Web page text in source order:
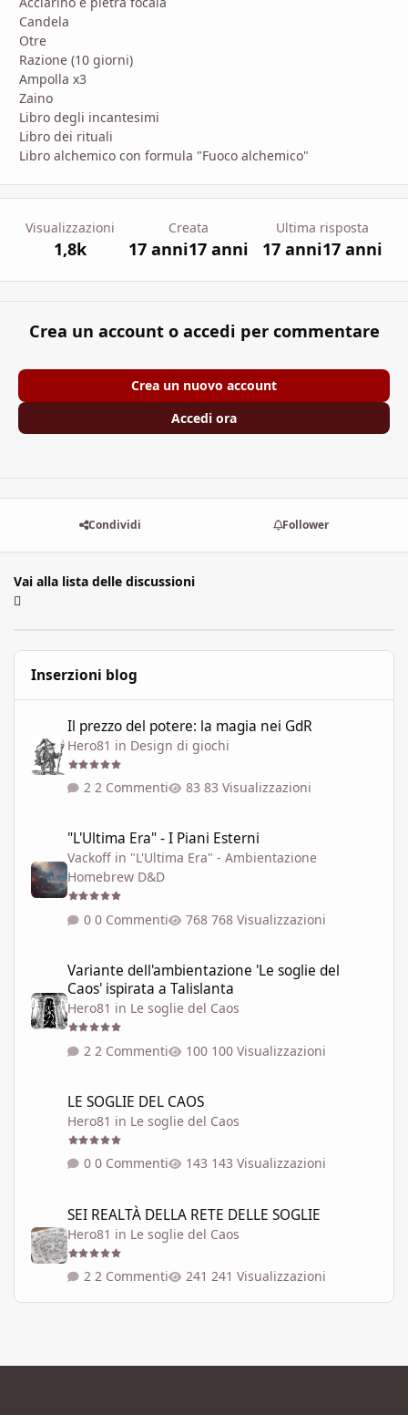
Candela
Otre
Razione (10 giorni)
Ampolla x3
Zaino
Libro degli incantesimi
Libro dei rituali
Libro alchemico con formula "Fuoco alchemico"
Visualizzazioni
1,8k
Creata
17 anni17 anni
Ultima risposta
17 anni17 anni
Crea un account o accedi per commentare
Crea un nuovo account
Accedi ora
Condividi Follower
Vai alla lista delle discussioni
Inserzioni blog
Il prezzo del potere: la magia nei GdR
Hero81 in Design di giochi
2 Commenti 83 Visualizzazioni
"L'Ultima Era" - I Piani Esterni
Vackoff in "L'Ultima Era" - Ambientazione
Homebrew D&D
0 Commenti 768 Visualizzazioni
Variante dell'ambientazione 'Le soglie del
Caos' ispirata a Talislanta
Hero81 in Le soglie del Caos
2 Commenti 100 Visualizzazioni
LE SOGLIE DEL CAOS
Hero81 in Le soglie del Caos
0 Commenti 143 Visualizzazioni
SEI REALTÀ DELLA RETE DELLE SOGLIE
Hero81 in Le soglie del Caos
2 Commenti 241 Visualizzazioni